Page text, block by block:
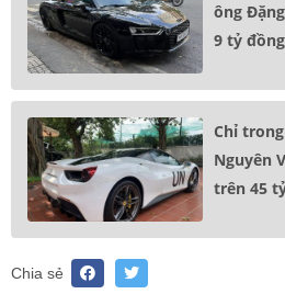
ông
9 tỷ đồng
Chỉ
Nguyên
trên 45
Chia sẻ